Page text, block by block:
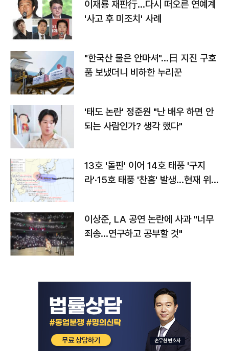
이재룡 재판行…다시 떠오른 연예계
'사고 후 미조치' 사례
"한국산 물은 안마셔"…日 지진 구호
품 보냈더니 비하한 누리꾼
'태도 논란' 정준원 "난 배우 하면 안
되는 사람인가? 생각 했다"
13호 '돌핀' 이어 14호 태풍 '구지
라'·15호 태풍 '찬홈' 발생…현재 위
이상준, LA 공연 논란에 사과 "너무
죄송…연구하고 공부할 것"